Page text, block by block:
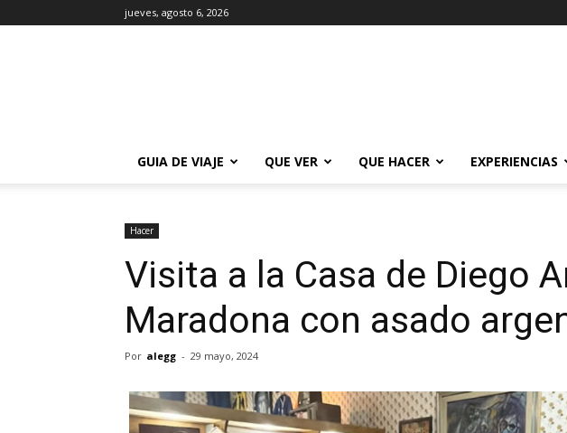
jueves, agosto 6, 2026
GUIA DE VIAJE
QUE VER QUE HACER EXPERIENCIAS
Hacer
Visita a la Casa de Diego
Maradona con asado
Por alegg - 29 mayo, 2024